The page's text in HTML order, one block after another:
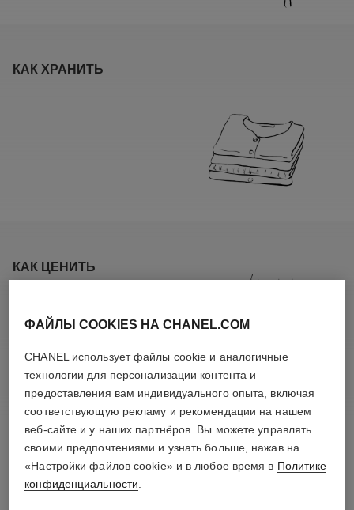
КАК ХРАНИТЬ
КАК ЦЕНИТЬ
ХАРАКТЕРИСТИКА ИЗДЕЛИЯ
ФАЙЛЫ COOKIES НА CHANEL.COM
CHANEL использует файлы cookie и аналогичные
технологии для персонализации контента и
предоставления вам индивидуального опыта, включая
соответствующую рекламу и рекомендации на нашем
веб-сайте и у наших партнёров. Вы можете управлять
своими предпочтениями и узнать больше, нажав на
«Настройки файлов cookie» и в любое время в Политике
конфиденциальности